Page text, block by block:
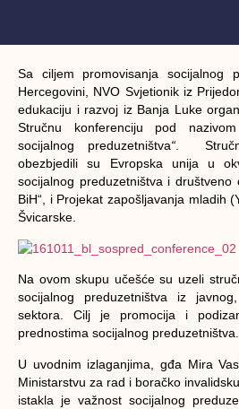
Sa ciljem promovisanja socijalnog
Hercegovini, NVO Svjetionik iz
edukaciju i razvoj iz Banja Luke
Stručnu konferenciju pod
socijalnog preduzetništva“.
obezbjedili su Evropska unija u
socijalnog preduzetništva i društveno
BiH“, i Projekat zapošljavanja mladih
Švicarske.
Na ovom skupu učešće su uzeli
socijalnog preduzetništva iz
sektora. Cilj je promocija i
prednostima socijalnog preduzetništva.
U uvodnim izlaganjima, gđa Mira
Ministarstvu za rad i boračko
istakla je važnost socijalnog